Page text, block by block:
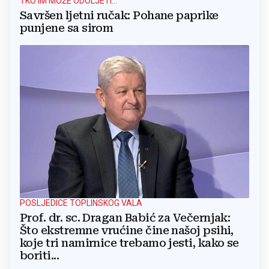
Savršen ljetni ručak: Pohane paprike
punjene sa sirom
POSLJEDICE TOPLINSKOG VALA
Prof. dr. sc. Dragan Babić za Večernjak:
Što ekstremne vrućine čine našoj psihi,
koje tri namirnice trebamo jesti, kako se
boriti...